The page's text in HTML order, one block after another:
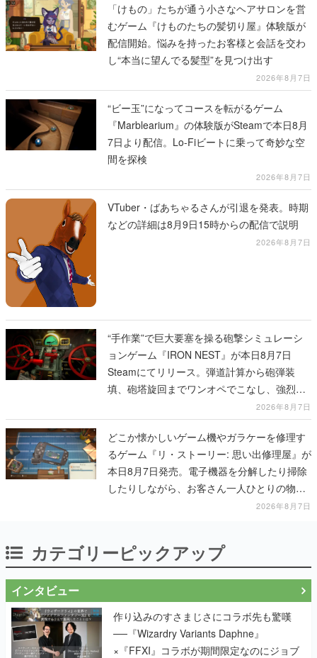
「けもの」たちが通う小さなヘアサロンを営
むゲーム『けものたちの髪切り屋』体験版が
配信開始。悩みを持ったお客様と会話を交わ
し“本当に望んでる髪型”を見つけ出す
2026年8月7日
“ビー玉”になってコースを転がるゲーム
『Marblearium』の体験版がSteamで本日8月
7日より配信。Lo-Fiビートに乗って奇妙な空
間を探検
2026年8月7日
VTuber・ばあちゃるさんが引退を発表。時期
などの詳細は8月9日15時からの配信で説明
2026年8月7日
“手作業”で巨大要塞を操る砲撃シミュレーシ
ョンゲーム『IRON NEST』が本日8月7日
Steamにてリリース。弾道計算から砲弾装
填、砲塔旋回までワンオペでこなし、強烈な
一撃をブチかませるロマンある作品2026年8月7日
どこか懐かしいゲーム機やガラケーを修理す
るゲーム『リ・ストーリー: 思い出修理屋』が
本日8月7日発売。電子機器を分解したり掃除
したりしながら、お客さん一人ひとりの物語
2026年8月7日
カテゴリーピックアップ
インタビュー
作り込みのすさまじさにコラボ先も驚嘆
──『Wizardry Variants Daphne』
×『FFXI』コラボが期間限定なのにジョブ